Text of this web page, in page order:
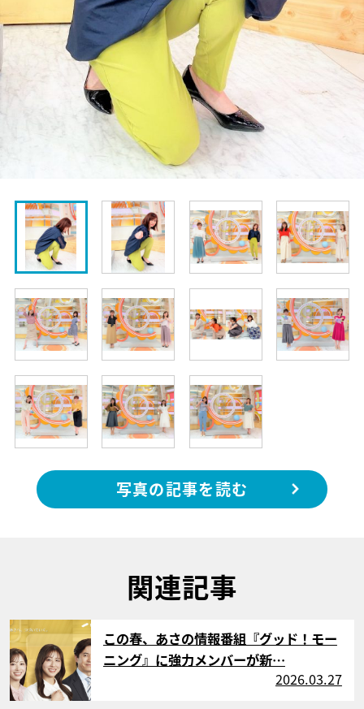
写真の記事を読む
関連記事
サムネイル
この春、あさの情報番組『グッド！モー
ニング』に強力メンバーが新…
2026.03.27